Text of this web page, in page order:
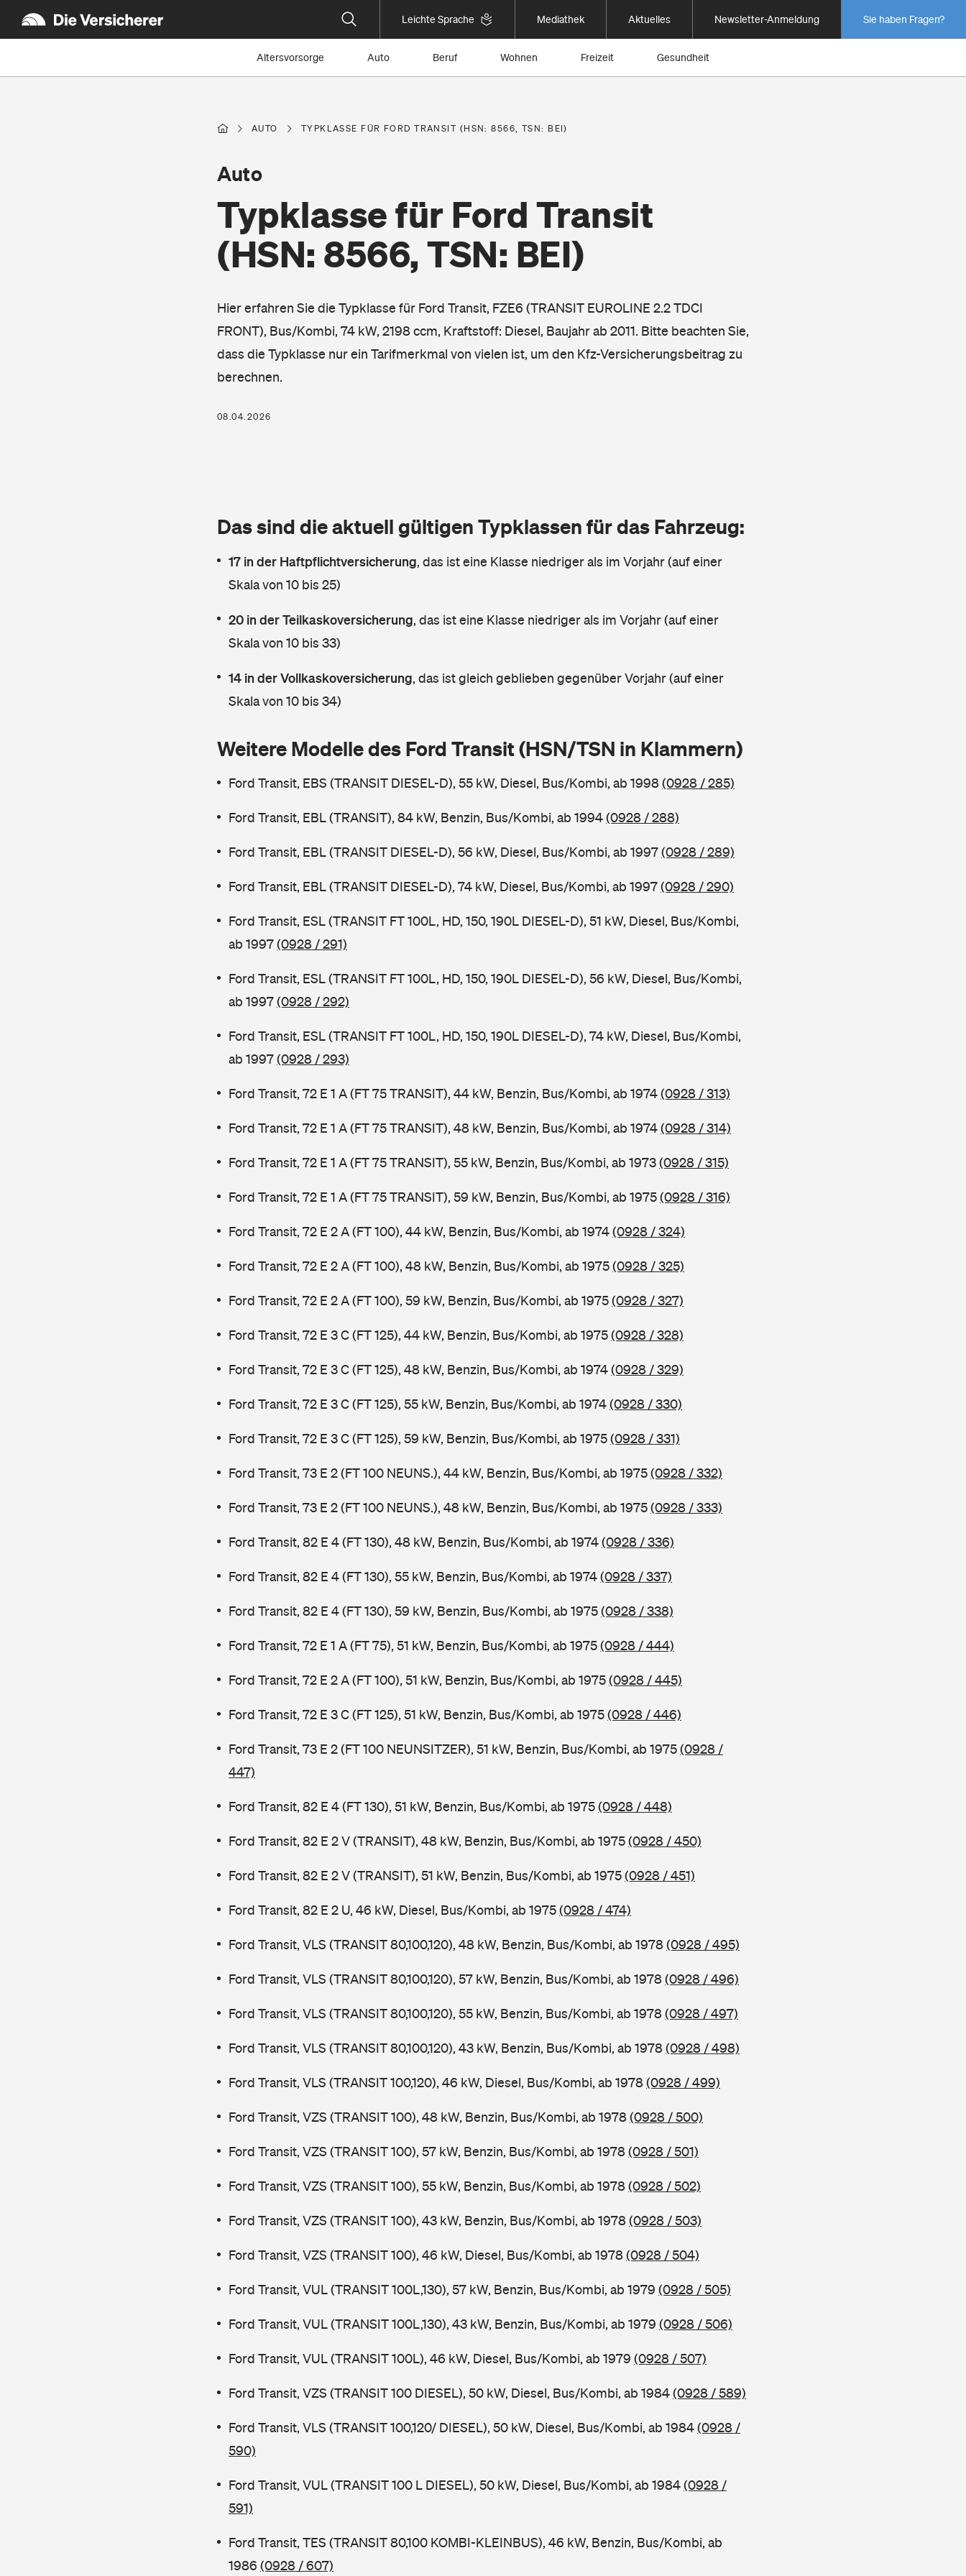
Leichte Sprache Mediathek Aktuelles Newsletter-Anmeldung Sie haben Fragen?
Altersvorsorge Auto Beruf Wohnen Freizeit Gesundheit
AUTO TYPKLASSE FÜR FORD TRANSIT (HSN: 8566, TSN: BEI)
Typklasse für Ford Transit
(HSN: 8566, TSN: BEI)
Auto
Hier erfahren Sie die Typklasse für Ford Transit, FZE6 (TRANSIT EUROLINE 2.2 TDCI
FRONT), Bus/Kombi, 74 kW, 2198 ccm, Kraftstoff: Diesel, Baujahr ab 2011. Bitte beachten Sie,
dass die Typklasse nur ein Tarifmerkmal von vielen ist, um den Kfz-Versicherungsbeitrag zu
berechnen.
08.04.2026
Das sind die aktuell gültigen Typklassen für das Fahrzeug:
17 in der Haftpflichtversicherung, das ist eine Klasse niedriger als im Vorjahr (auf einer
Skala von 10 bis 25)
20 in der Teilkaskoversicherung, das ist eine Klasse niedriger als im Vorjahr (auf einer
Skala von 10 bis 33)
14 in der Vollkaskoversicherung, das ist gleich geblieben gegenüber Vorjahr (auf einer
Skala von 10 bis 34)
Weitere Modelle des Ford Transit (HSN/TSN in Klammern)
Ford Transit, EBS (TRANSIT DIESEL-D), 55 kW, Diesel, Bus/Kombi, ab 1998(0928 / 285)
Ford Transit, EBL (TRANSIT), 84 kW, Benzin, Bus/Kombi, ab 1994(0928 / 288)
Ford Transit, EBL (TRANSIT DIESEL-D), 56 kW, Diesel, Bus/Kombi, ab 1997(0928 / 289)
Ford Transit, EBL (TRANSIT DIESEL-D), 74 kW, Diesel, Bus/Kombi, ab 1997(0928 / 290)
Ford Transit, ESL (TRANSIT FT 100L, HD, 150, 190L DIESEL-D), 51 kW, Diesel, Bus/Kombi,
ab 1997(0928 / 291)
Ford Transit, ESL (TRANSIT FT 100L, HD, 150, 190L DIESEL-D), 56 kW, Diesel, Bus/Kombi,
ab 1997(0928 / 292)
Ford Transit, ESL (TRANSIT FT 100L, HD, 150, 190L DIESEL-D), 74 kW, Diesel, Bus/Kombi,
ab 1997(0928 / 293)
Ford Transit, 72 E 1 A (FT 75 TRANSIT), 44 kW, Benzin, Bus/Kombi, ab 1974(0928 / 313)
Ford Transit, 72 E 1 A (FT 75 TRANSIT), 48 kW, Benzin, Bus/Kombi, ab 1974(0928 / 314)
Ford Transit, 72 E 1 A (FT 75 TRANSIT), 55 kW, Benzin, Bus/Kombi, ab 1973(0928 / 315)
Ford Transit, 72 E 1 A (FT 75 TRANSIT), 59 kW, Benzin, Bus/Kombi, ab 1975(0928 / 316)
Ford Transit, 72 E 2 A (FT 100), 44 kW, Benzin, Bus/Kombi, ab 1974(0928 / 324)
Ford Transit, 72 E 2 A (FT 100), 48 kW, Benzin, Bus/Kombi, ab 1975(0928 / 325)
Ford Transit, 72 E 2 A (FT 100), 59 kW, Benzin, Bus/Kombi, ab 1975(0928 / 327)
Ford Transit, 72 E 3 C (FT 125), 44 kW, Benzin, Bus/Kombi, ab 1975(0928 / 328)
Ford Transit, 72 E 3 C (FT 125), 48 kW, Benzin, Bus/Kombi, ab 1974(0928 / 329)
Ford Transit, 72 E 3 C (FT 125), 55 kW, Benzin, Bus/Kombi, ab 1974(0928 / 330)
Ford Transit, 72 E 3 C (FT 125), 59 kW, Benzin, Bus/Kombi, ab 1975(0928 / 331)
Ford Transit, 73 E 2 (FT 100 NEUNS.), 44 kW, Benzin, Bus/Kombi, ab 1975(0928 / 332)
Ford Transit, 73 E 2 (FT 100 NEUNS.), 48 kW, Benzin, Bus/Kombi, ab 1975(0928 / 333)
Ford Transit, 82 E 4 (FT 130), 48 kW, Benzin, Bus/Kombi, ab 1974(0928 / 336)
Ford Transit, 82 E 4 (FT 130), 55 kW, Benzin, Bus/Kombi, ab 1974(0928 / 337)
Ford Transit, 82 E 4 (FT 130), 59 kW, Benzin, Bus/Kombi, ab 1975(0928 / 338)
Ford Transit, 72 E 1 A (FT 75), 51 kW, Benzin, Bus/Kombi, ab 1975(0928 / 444)
Ford Transit, 72 E 2 A (FT 100), 51 kW, Benzin, Bus/Kombi, ab 1975(0928 / 445)
Ford Transit, 72 E 3 C (FT 125), 51 kW, Benzin, Bus/Kombi, ab 1975(0928 / 446)
Ford Transit, 73 E 2 (FT 100 NEUNSITZER), 51 kW, Benzin, Bus/Kombi, ab 1975(0928 /
447)
Ford Transit, 82 E 4 (FT 130), 51 kW, Benzin, Bus/Kombi, ab 1975(0928 / 448)
Ford Transit, 82 E 2 V (TRANSIT), 48 kW, Benzin, Bus/Kombi, ab 1975(0928 / 450)
Ford Transit, 82 E 2 V (TRANSIT), 51 kW, Benzin, Bus/Kombi, ab 1975(0928 / 451)
Ford Transit, 82 E 2 U, 46 kW, Diesel, Bus/Kombi, ab 1975(0928 / 474)
Ford Transit, VLS (TRANSIT 80,100,120), 48 kW, Benzin, Bus/Kombi, ab 1978(0928 / 495)
Ford Transit, VLS (TRANSIT 80,100,120), 57 kW, Benzin, Bus/Kombi, ab 1978(0928 / 496)
Ford Transit, VLS (TRANSIT 80,100,120), 55 kW, Benzin, Bus/Kombi, ab 1978(0928 / 497)
Ford Transit, VLS (TRANSIT 80,100,120), 43 kW, Benzin, Bus/Kombi, ab 1978(0928 / 498)
Ford Transit, VLS (TRANSIT 100,120), 46 kW, Diesel, Bus/Kombi, ab 1978(0928 / 499)
Ford Transit, VZS (TRANSIT 100), 48 kW, Benzin, Bus/Kombi, ab 1978(0928 / 500)
Ford Transit, VZS (TRANSIT 100), 57 kW, Benzin, Bus/Kombi, ab 1978(0928 / 501)
Ford Transit, VZS (TRANSIT 100), 55 kW, Benzin, Bus/Kombi, ab 1978(0928 / 502)
Ford Transit, VZS (TRANSIT 100), 43 kW, Benzin, Bus/Kombi, ab 1978(0928 / 503)
Ford Transit, VZS (TRANSIT 100), 46 kW, Diesel, Bus/Kombi, ab 1978(0928 / 504)
Ford Transit, VUL (TRANSIT 100L,130), 57 kW, Benzin, Bus/Kombi, ab 1979 (0928 / 505)
Ford Transit, VUL (TRANSIT 100L,130), 43 kW, Benzin, Bus/Kombi, ab 1979 (0928 / 506)
Ford Transit, VUL (TRANSIT 100L), 46 kW, Diesel, Bus/Kombi, ab 1979 (0928 / 507)
Ford Transit, VZS (TRANSIT 100 DIESEL), 50 kW, Diesel, Bus/Kombi, ab 1984(0928 / 589)
Ford Transit, VLS (TRANSIT 100,120/ DIESEL), 50 kW, Diesel, Bus/Kombi, ab 1984(0928 /
590)
Ford Transit, VUL (TRANSIT 100 L DIESEL), 50 kW, Diesel, Bus/Kombi, ab 1984(0928 /
591)
Ford Transit, TES (TRANSIT 80,100 KOMBI-KLEINBUS), 46 kW, Benzin, Bus/Kombi, ab
1986 (0928 / 607)